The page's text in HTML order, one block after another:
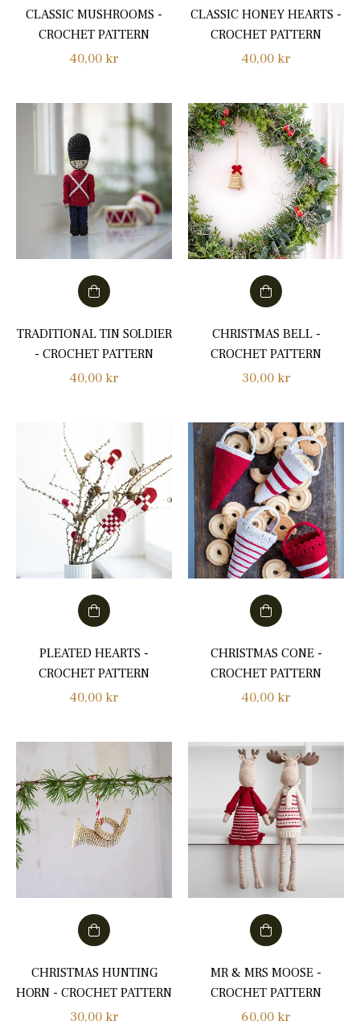
CLASSIC MUSHROOMS -
CROCHET PATTERN
Normalpris
40,00 kr
CLASSIC HONEY HEARTS -
CROCHET PATTERN
Normalpris
40,00 kr
TRADITIONAL TIN SOLDIER
- CROCHET PATTERN
Normalpris
40,00 kr
CHRISTMAS BELL -
CROCHET PATTERN
Normalpris
30,00 kr
PLEATED HEARTS -
CROCHET PATTERN
Normalpris
40,00 kr
CHRISTMAS CONE -
CROCHET PATTERN
Normalpris
40,00 kr
CHRISTMAS HUNTING
HORN - CROCHET PATTERN
Normalpris
30,00 kr
MR & MRS MOOSE -
CROCHET PATTERN
Normalpris
60,00 kr